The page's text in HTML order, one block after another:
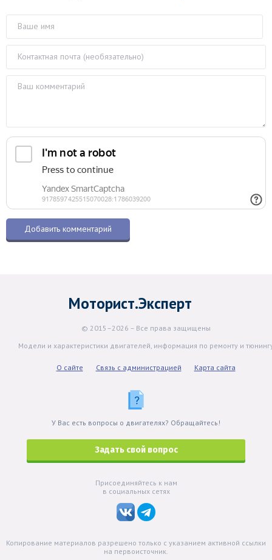
Моторист.Эксперт
© 2015–2026 – Все права защищены
Модели и характеристики двигателей, информация по ремонту и
О сайте Связь с администрацией Карта сайта
У Вас есть вопросы о двигателях? Обращайтесь!
Задать свой вопрос
Присоединяйтесь к нам
в социальных сетях
Копирование материалов разрешено только с указанием активной ссылки
на первоисточник.